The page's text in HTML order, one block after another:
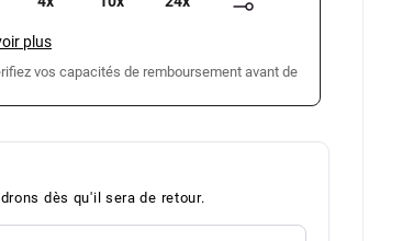
plus
vos capacités de remboursement avant de
dès qu'il sera de retour.